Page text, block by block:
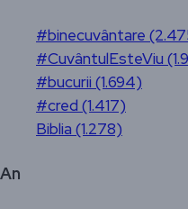
#binecuvântare
#CuvântulEsteViu
#bucurii (1.694)
#cred (1.417)
Biblia (1.278)
An